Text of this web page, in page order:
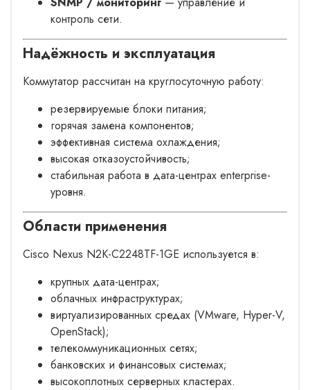
контроль сети.
Надёжность и эксплуатация
Коммутатор рассчитан на круглосуточную работу:
резервируемые блоки питания;
горячая замена компонентов;
эффективная система охлаждения;
высокая отказоустойчивость;
стабильная работа в дата-центрах enterprise-
уровня.
Области применения
Cisco Nexus N2K-C2248TF-1GE используется в:
крупных дата-центрах;
облачных инфраструктурах;
виртуализированных средах (VMware, Hyper-V,
OpenStack);
телекоммуникационных сетях;
банковских и финансовых системах;
высокоплотных серверных кластерах.